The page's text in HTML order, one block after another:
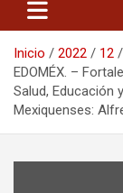
Inicio 2022 12
EDOMÉX. –
Salud, Educación
Mexiquenses: